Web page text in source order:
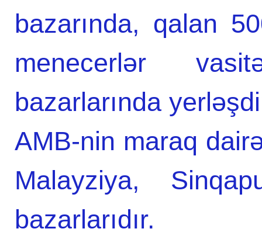
bazarında, qalan
menecerlər
bazarlarında
AMB-nin maraq
Malayziya,
bazarlarıdır.